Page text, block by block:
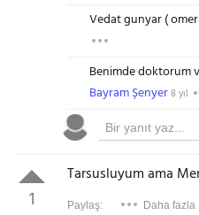
Vedat gunyar (
Benimde doktorum
Bayram Şenyer8 yıl
1
Tarsusluyum ama
Paylaş: Daha fazla